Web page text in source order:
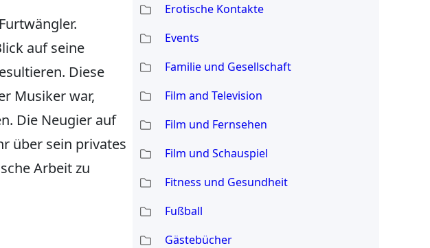
auf seine
Diese
Musiker war,
Die Neugier auf
über sein privates
Arbeit zu
Erotische Kontakte
Events
Familie und Gesellschaft
Film and Television
Film und Fernsehen
Film und Schauspiel
Fitness und Gesundheit
Fußball
Gästebücher